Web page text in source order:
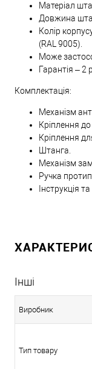
Матеріал
Довжина
Колір
(RAL 9005).
Може
Гарантія – 2
Комплектація:
Механізм
Кріплення до
Кріплення
Штанга.
Механізм
Ручка
Інструкція
Інші
Виробник
Тип товару